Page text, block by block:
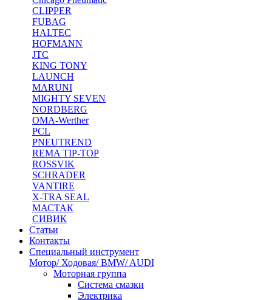
CLIPPER
FUBAG
HALTEC
HOFMANN
JTC
KING TONY
LAUNCH
MARUNI
MIGHTY SEVEN
NORDBERG
OMA-Werther
PCL
PNEUTREND
REMA TIP-TOP
ROSSVIK
SCHRADER
VANTIRE
X-TRA SEAL
МАСТАК
СИВИК
Статьи
Контакты
Специальный инструмент
Мотор/ Ходовая/ BMW/ AUDI
Моторная группа
Система смазки
Электрика